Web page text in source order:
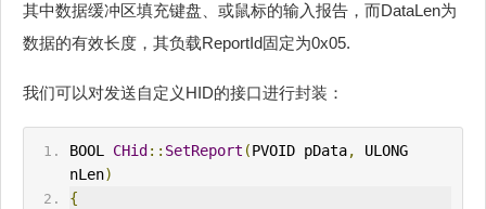
其中数据缓冲区填充键盘、或鼠标的输入报告，而DataLen为
数据的有效长度，其负载ReportId固定为0x05.
我们可以对发送自定义HID的接口进行封装：
BOOL CHid :: SetReport (PVOID pData,
ULONG
nLen)
{